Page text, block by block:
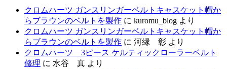
クロムハーツ ガンスリンガーベルトキャスケット帽か
らブラウンのベルトを製作 に kuromu_blog より
クロムハーツ ガンスリンガーベルトキャスケット帽か
らブラウンのベルトを製作 に 河縁 彰 より
クロムハーツ 3ピース ケルティックローラーベルト
修理 に 水谷 真 より